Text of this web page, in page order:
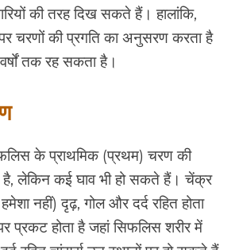
की तरह दिख सकते हैं। हालांकि,
चरणों की प्रगति का अनुसरण करता है
तक रह सकता है।
के प्राथमिक (प्रथम) चरण की
लेकिन कई घाव भी हो सकते हैं। चेंक्र
नहीं) दृढ़, गोल और दर्द रहित होता
प्रकट होता है जहां सिफलिस शरीर में